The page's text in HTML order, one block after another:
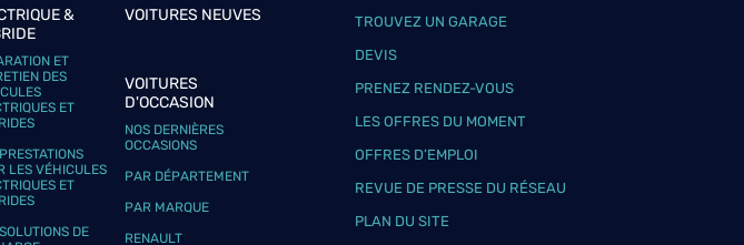
&
ET
DES
ET
LES VÉHICULES
ET
DE
VOITURES NEUVES
VOITURES
D'OCCASION
NOS DERNIÈRES
OCCASIONS
PAR DÉPARTEMENT
PAR MARQUE
RENAULT
TROUVEZ UN GARAGE
DEVIS
PRENEZ RENDEZ-VOUS
LES OFFRES DU MOMENT
OFFRES D’EMPLOI
REVUE DE PRESSE DU RÉSEAU
PLAN DU SITE